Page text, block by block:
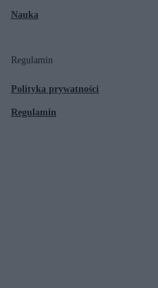
Nauka
Regulamin
Polityka prywatności
Regulamin